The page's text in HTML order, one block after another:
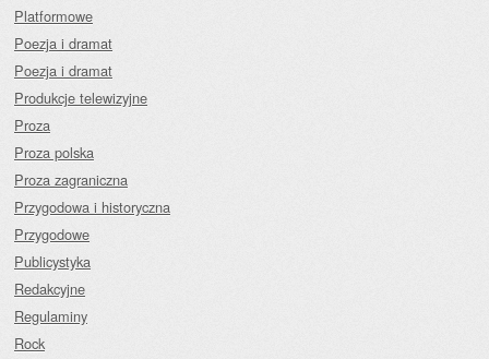
Platformowe
Poezja i dramat
Poezja i dramat
Produkcje telewizyjne
Proza
Proza polska
Proza zagraniczna
Przygodowa i historyczna
Przygodowe
Publicystyka
Redakcyjne
Regulaminy
Rock